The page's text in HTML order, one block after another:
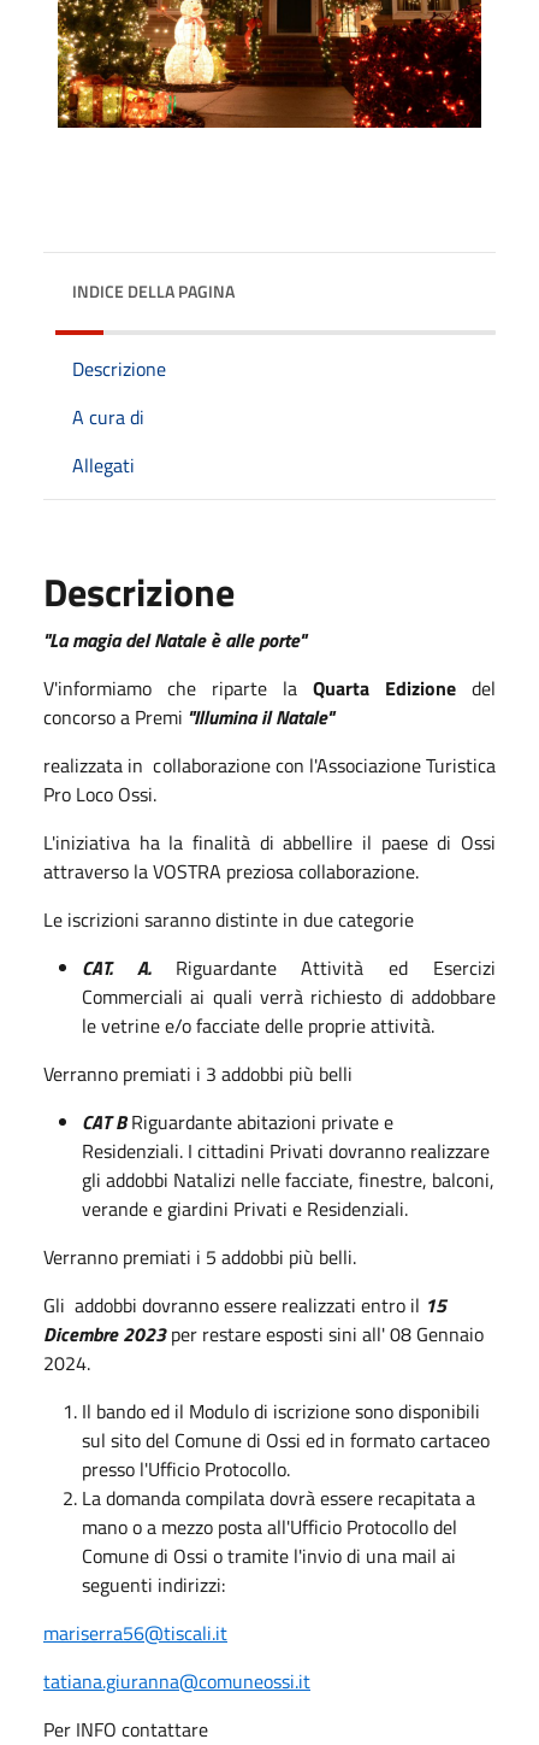
INDICE DELLA PAGINA
Descrizione
A cura di
Allegati
Descrizione
"La magia del Natale è alle porte"
V'informiamo che riparte la Quarta Edizione del
concorso a Premi "Illumina il Natale"
realizzata in collaborazione con l'Associazione Turistica
Pro Loco Ossi.
L'iniziativa ha la finalità di abbellire il paese di Ossi
attraverso la VOSTRA preziosa collaborazione.
Le iscrizioni saranno distinte in due categorie
CAT. A.Riguardante Attività ed Esercizi
Commerciali ai quali verrà richiesto di addobbare
le vetrine e/o facciate delle proprie attività.
Verranno premiati i 3 addobbi più belli
CAT BRiguardante abitazioni private e
Residenziali. I cittadini Privati dovranno realizzare
gli addobbi Natalizi nelle facciate, finestre, balconi,
verande e giardini Privati e Residenziali.
Verranno premiati i 5 addobbi più belli.
Gli addobbi dovranno essere realizzati entro il 15
Dicembre 2023per restare esposti sini all' 08 Gennaio
2024.
Il bando ed il Modulo di iscrizione sono disponibili
sul sito del Comune di Ossi ed in formato cartaceo
presso l'Ufficio Protocollo.
La domanda compilata dovrà essere recapitata a
mano o a mezzo posta all'Ufficio Protocollo del
Comune di Ossi o tramite l'invio di una mail ai
seguenti indirizzi:
mariserra56@tiscali.it
tatiana.giuranna@comuneossi.it
Per INFO contattare